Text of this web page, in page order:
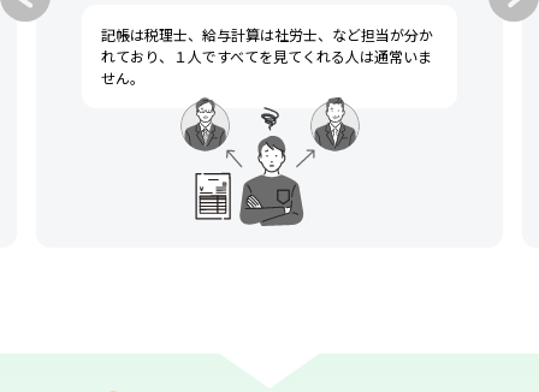
記帳は税理士、給与計算は社労士、など担当が分か
れており、１人ですべてを見てくれる人は通常いま
せん。